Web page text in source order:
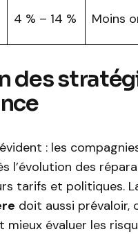
4 % – 14 % Moins
des
: les
l’évolution des
tarifs et politiques.
doit aussi prévaloir,
mieux évaluer les